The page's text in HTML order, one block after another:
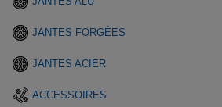
JANTES FORGÉES
JANTES ACIER
ACCESSOIRES